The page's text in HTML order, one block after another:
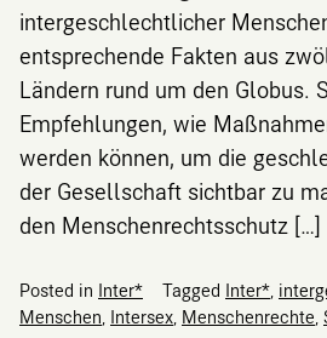
intergeschlechtlicher
entsprechende Fakten aus
Ländern rund um den Globus.
Empfehlungen, wie
werden können, um die
der Gesellschaft sichtbar zu
den Menschenrechtsschutz […]
Posted in Inter* Tagged Inter*,
Menschen, Intersex, Menschenrechte,